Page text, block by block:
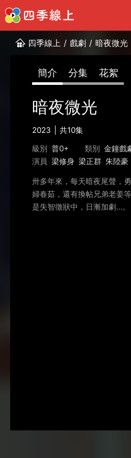
四季線上 / 戲劇 / 暗夜微光
簡介 分集 花絮
暗夜微光
2023
共10集
級別 普0+ 類別 金鐘戲
演員 梁修身 梁正群 朱陸豪
卅多年來，每天暗夜尾聲，
婦春茹，還有換帖兄弟老姜
是失智徵狀中，日漸加劇…。